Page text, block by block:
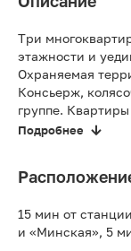
Три
этажности и
Охраняемая
Консьерж,
группе.
Подробнее
15 мин от
и «Минская», 5